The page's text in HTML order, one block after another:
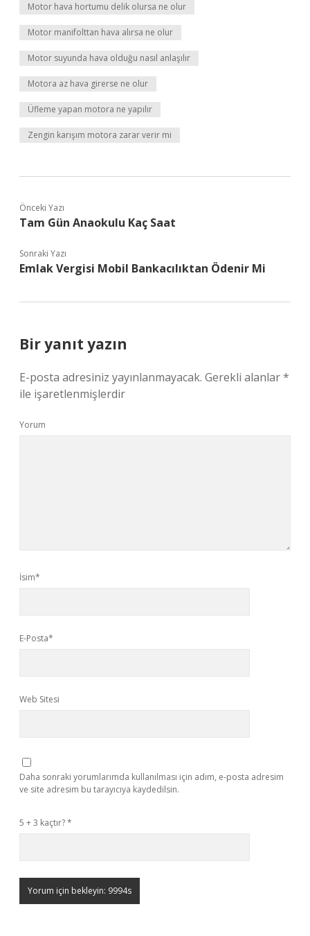
Motor hava hortumu delik olursa ne olur
Motor manifolttan hava alırsa ne olur
Motor suyunda hava olduğu nasıl anlaşılır
Motora az hava girerse ne olur
Üfleme yapan motora ne yapılır
Zengin karışım motora zarar verir mi
Önceki Yazı
Tam Gün Anaokulu Kaç Saat
Sonraki Yazı
Emlak Vergisi Mobil Bankacılıktan Ödenir Mi
Bir yanıt yazın
E-posta adresiniz yayınlanmayacak. Gerekli alanlar*
ile işaretlenmişlerdir
Yorum
İsim*
E-Posta*
Web Sitesi
Daha sonraki yorumlarımda kullanılması için adım, e-posta adresim
ve site adresim bu tarayıcıya kaydedilsin.
5 + 3 kaçtır?*